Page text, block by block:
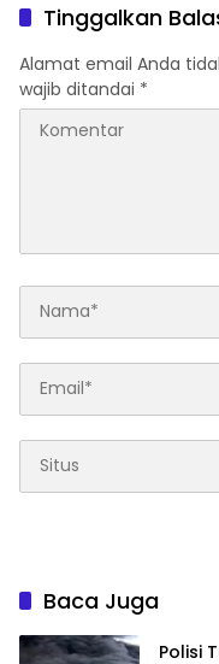
Tinggalkan
Alamat email Anda
wajib ditandai *
Baca Juga
Polisi